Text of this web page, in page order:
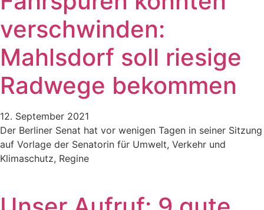
verschwinden:
Mahlsdorf soll riesige
Radwege bekommen
12. September 2021
Der Berliner Senat hat vor wenigen Tagen in seiner Sitzung
auf Vorlage der Senatorin für Umwelt, Verkehr und
Klimaschutz, Regine